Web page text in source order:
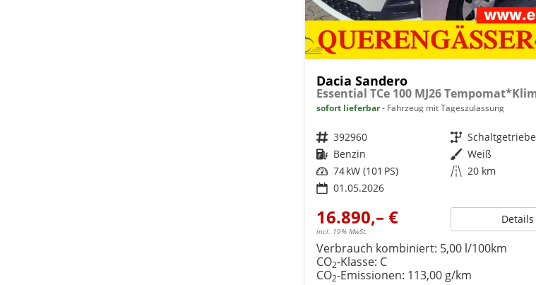
Dacia Sandero
sofort lieferbar Fahrzeug mit Tageszulassung
Fahrzeugnr. 392960 Getriebe Schaltgetriebe
Kraftstoff Benzin Außenfarbe Weiß
Leistung 74 kW (101 PS) Kilometerstand 20 km
01.05.2026
16.890,– €
incl. 19% MwSt.
Details
Verbrauch kombiniert: 5,00 l/100km
CO2-Klasse: C
CO2-Emissionen: 113,00 g/km